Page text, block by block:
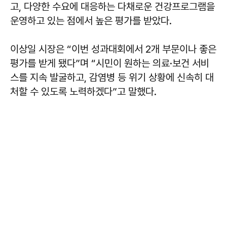
고, 다양한 수요에 대응하는 다채로운 건강프로그램을
운영하고 있는 점에서 높은 평가를 받았다.
이상일 시장은 “이번 성과대회에서 2개 부문이나 좋은
평가를 받게 됐다”며 “시민이 원하는 의료·보건 서비
스를 지속 발굴하고, 감염병 등 위기 상황에 신속히 대
처할 수 있도록 노력하겠다”고 말했다.